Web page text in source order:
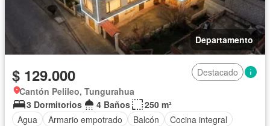
Departamento
$ 129.000
Destacado
Cantón Pelileo, Tungurahua
3 Dormitorios
4 Baños
250 m²
Agua
Armario empotrado Balcón
Cocina integral